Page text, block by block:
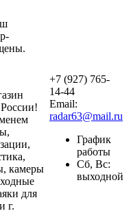
камеры
для
г.
+7 (927) 765-
14-44
Email:
radar63@mail.ru
График
работы
Сб, Вс:
выходной